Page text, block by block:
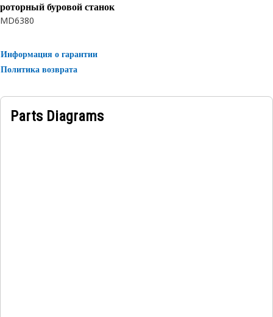
роторный буровой станок
MD6380
Информация о гарантии
Политика возврата
Parts Diagrams